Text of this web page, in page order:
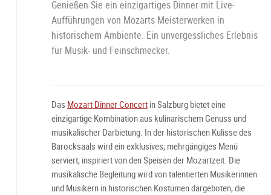
Genießen Sie ein einzigartiges Dinner mit Live-
Aufführungen von Mozarts Meisterwerken in
historischem Ambiente. Ein unvergessliches Erlebnis
für Musik- und Feinschmecker.
Das Mozart Dinner Concertin Salzburg bietet eine
einzigartige Kombination aus kulinarischem Genuss und
musikalischer Darbietung. In der historischen Kulisse des
Barocksaals wird ein exklusives, mehrgängiges Menü
serviert, inspiriert von den Speisen der Mozartzeit. Die
musikalische Begleitung wird von talentierten Musikerinnen
und Musikern in historischen Kostümen dargeboten, die